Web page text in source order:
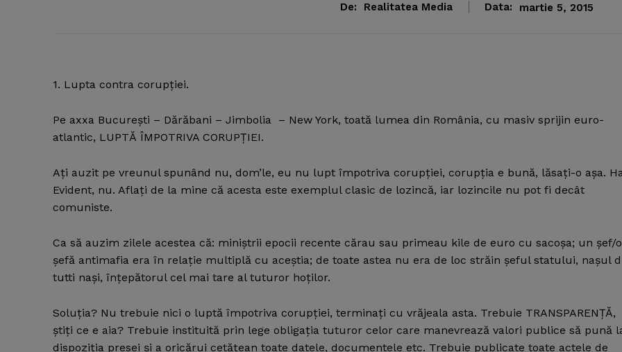
De: Realitatea Media Data: martie 5, 2015
1. Lupta contra corupţiei.
Pe axxa Bucureşti – Dărăbani – Jimbolia – New York, toată lumea din România, cu masiv sprijin euro-
atlantic, LUPTĂ ÎMPOTRIVA CORUPŢIEI.
Aţi auzit pe vreunul spunând nu, dom’le, eu nu lupt împotriva corupţiei, corupţia e bună, lăsaţi-o aşa.
Evident, nu. Aflaţi de la mine că acesta este exemplul clasic de lozincă, iar lozincile nu pot fi decât
comuniste.
Ca să auzim zilele acestea că: miniştrii epocii recente cărau sau primeau kile de euro cu sacoşa; un şef/o
şefă antimafia era în relaţie multiplă cu aceştia; de toate astea nu era de loc străin şeful statului, naşul
tutti naşi, înţepătorul cel mai tare al tuturor hoţilor.
Soluţia? Nu trebuie nici o luptă împotriva corupţiei, terminaţi cu vrăjeala asta. Trebuie TRANSPARENŢĂ,
ştiţi ce e aia? Trebuie instituită prin lege obligaţia tuturor celor care manevrează valori publice să pună
dispoziţia presei şi a oricărui cetăţean toate datele, documentele etc. Trebuie publicate toate actele de